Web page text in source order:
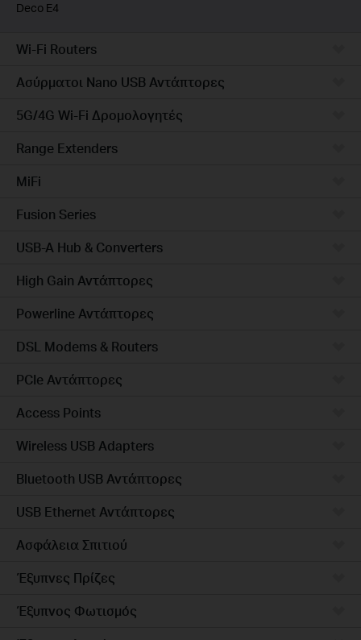
Deco E4
Wi-Fi Routers
Ασύρματοι Nano USB Αντάπτορες
5G/4G Wi-Fi Δρομολογητές
Range Extenders
MiFi
Fusion Series
USB-A Hub & Converters
High Gain Αντάπτορες
Powerline Αντάπτορες
DSL Modems & Routers
PCIe Αντάπτορες
Access Points
Wireless USB Adapters
Bluetooth USB Αντάπτορες
USB Ethernet Αντάπτορες
Ασφάλεια Σπιτιού
Έξυπνες Πρίζες
Έξυπνος Φωτισμός